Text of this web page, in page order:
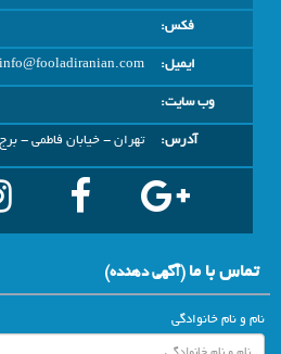
فکس:
ایمیل:
info@fooladiranian.com
وب سایت:
آدرس:
تهران - خیابان فاطمی - برج ساعت -
تماس با ما(آگهي دهنده)
نام و نام خانوادگی